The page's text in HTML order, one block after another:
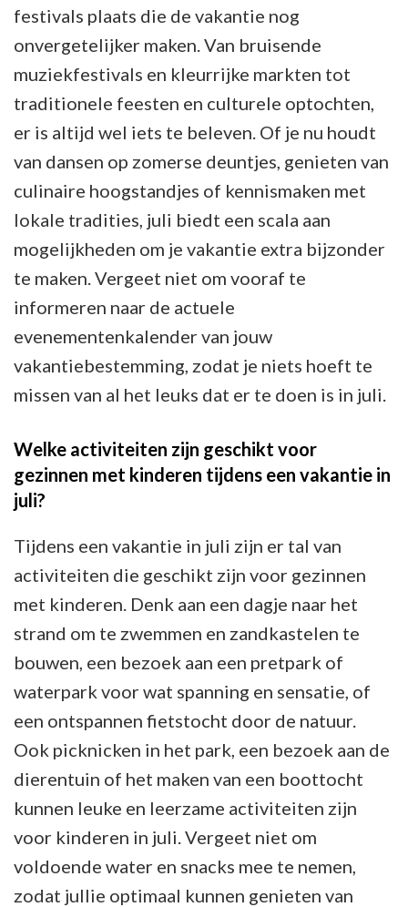
festivals plaats die de vakantie nog
onvergetelijker maken. Van bruisende
muziekfestivals en kleurrijke markten tot
traditionele feesten en culturele optochten,
er is altijd wel iets te beleven. Of je nu houdt
van dansen op zomerse deuntjes, genieten van
culinaire hoogstandjes of kennismaken met
lokale tradities, juli biedt een scala aan
mogelijkheden om je vakantie extra bijzonder
te maken. Vergeet niet om vooraf te
informeren naar de actuele
evenementenkalender van jouw
vakantiebestemming, zodat je niets hoeft te
missen van al het leuks dat er te doen is in juli.
Welke activiteiten zijn geschikt voor
gezinnen met kinderen tijdens een vakantie in
juli?
Tijdens een vakantie in juli zijn er tal van
activiteiten die geschikt zijn voor gezinnen
met kinderen. Denk aan een dagje naar het
strand om te zwemmen en zandkastelen te
bouwen, een bezoek aan een pretpark of
waterpark voor wat spanning en sensatie, of
een ontspannen fietstocht door de natuur.
Ook picknicken in het park, een bezoek aan de
dierentuin of het maken van een boottocht
kunnen leuke en leerzame activiteiten zijn
voor kinderen in juli. Vergeet niet om
voldoende water en snacks mee te nemen,
zodat jullie optimaal kunnen genieten van